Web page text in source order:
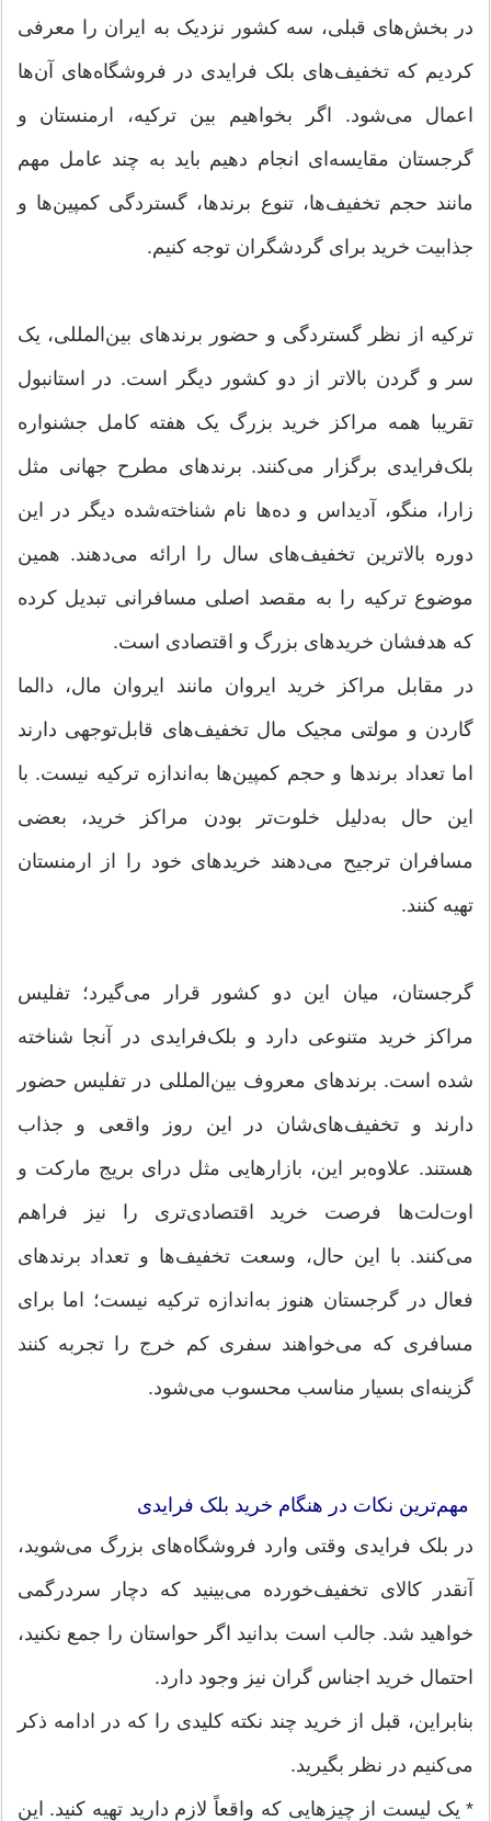
در بخش‌های قبلی، سه کشور نزدیک به ایران را معرفی
کردیم که تخفیف‌های بلک فرایدی در فروشگاه‌های آن‌ها
اعمال می‌شود. اگر بخواهیم بین ترکیه، ارمنستان و
گرجستان مقایسه‌ای انجام دهیم باید به چند عامل مهم
مانند حجم تخفیف‌ها، تنوع برندها، گستردگی کمپین‌ها و
جذابیت خرید برای گردشگران توجه کنیم.
ترکیه از نظر گستردگی و حضور برندهای بین‌المللی، یک
سر و گردن بالاتر از دو کشور دیگر است. در استانبول
تقریبا همه مراکز خرید بزرگ یک هفته کامل جشنواره
بلک‌فرایدی برگزار می‌کنند. برندهای مطرح جهانی مثل
زارا، منگو، آدیداس و ده‌ها نام شناخته‌شده دیگر در این
دوره بالاترین تخفیف‌های سال را ارائه می‌دهند. همین
موضوع ترکیه را به مقصد اصلی مسافرانی تبدیل کرده
که هدفشان خریدهای بزرگ و اقتصادی است.
در مقابل مراکز خرید ایروان مانند ایروان مال، دالما
گاردن و مولتی مجیک مال تخفیف‌های قابل‌توجهی دارند
اما تعداد برندها و حجم کمپین‌ها به‌اندازه ترکیه نیست. با
این حال به‌دلیل خلوت‌تر بودن مراکز خرید، بعضی
مسافران ترجیح می‌دهند خریدهای خود را از ارمنستان
تهیه کنند.
گرجستان، میان این دو کشور قرار می‌گیرد؛ تفلیس
مراکز خرید متنوعی دارد و بلک‌فرایدی در آنجا شناخته
شده است. برندهای معروف بین‌المللی در تفلیس حضور
دارند و تخفیف‌های‌شان در این روز واقعی و جذاب‌
هستند. علاوه‌بر این، بازارهایی مثل درای‌ بریج مارکت و
اوت‌لت‌ها فرصت خرید اقتصادی‌تری را نیز فراهم
می‌کنند. با این حال، وسعت تخفیف‌ها و تعداد برندهای
فعال در گرجستان هنوز به‌اندازه ترکیه نیست؛ اما برای
مسافری که می‌خواهند سفری کم‌ خرج را تجربه کنند
گزینه‌ای بسیار مناسب محسوب می‌شود.
مهم‌ترین نکات در هنگام خرید بلک فرایدی
در بلک فرایدی وقتی وارد فروشگاه‌های بزرگ می‌شوید،
آنقدر کالای تخفیف‌خورده می‌بینید که دچار سردرگمی
خواهید شد. جالب است بدانید اگر حواستان را جمع نکنید،
احتمال خرید اجناس گران نیز وجود دارد.
بنابراین، قبل از خرید چند نکته کلیدی را که در ادامه ذکر
می‌کنیم در نظر بگیرید.
* یک لیست از چیزهایی که واقعاً لازم دارید تهیه کنید. این